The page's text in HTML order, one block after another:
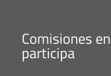
Comisiones
participa